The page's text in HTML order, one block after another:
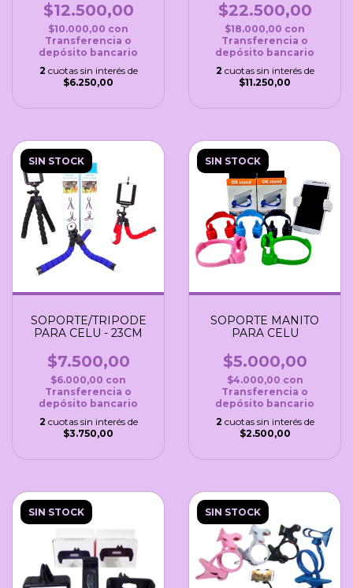
$12.500,00
$10.000,00 con
Transferencia o
depósito bancario
2 cuotas sin interés de
$6.250,00
$22.500,00
$18.000,00 con
Transferencia o
depósito bancario
2 cuotas sin interés de
$11.250,00
SIN STOCK
SOPORTE/TRIPODE
PARA CELU - 23CM
$7.500,00
$6.000,00 con
Transferencia o
depósito bancario
2 cuotas sin interés de
$3.750,00
SIN STOCK
SOPORTE MANITO
PARA CELU
$5.000,00
$4.000,00 con
Transferencia o
depósito bancario
2 cuotas sin interés de
$2.500,00
SIN STOCK SIN STOCK